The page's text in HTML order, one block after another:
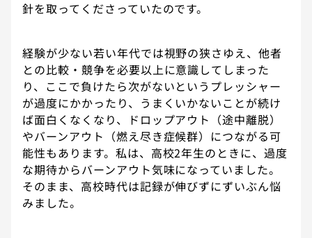
針を取ってくださっていたのです。
経験が少ない若い年代では視野の狭さゆえ、他者
との比較・競争を必要以上に意識してしまった
り、ここで負けたら次がないというプレッシャー
が過度にかかったり、うまくいかないことが続け
ば面白くなくなり、ドロップアウト（途中離脱）
やバーンアウト（燃え尽き症候群）につながる可
能性もあります。私は、高校2年生のときに、過度
な期待からバーンアウト気味になっていました。
そのまま、高校時代は記録が伸びずにずいぶん悩
みました。